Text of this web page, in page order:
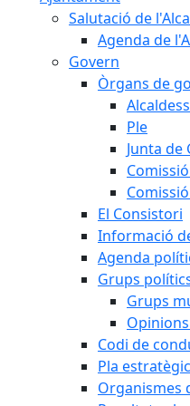
Salutació de
Agenda de
Govern
Òrgans de
Ple
Junta de
El Consistori
Informació
Agenda
Grups
Grups
Codi de
Pla
Organismes